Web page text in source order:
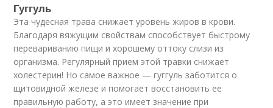
Гуггуль
Эта чудесная трава снижает уровень жиров в крови.
Благодаря вяжущим свойствам способствует быстрому
перевариванию пищи и хорошему оттоку слизи из
организма. Регулярный прием этой травки снижает
холестерин! Но самое важное — гуггуль заботится о
щитовидной железе и помогает восстановить ее
правильную работу, а это имеет значение при